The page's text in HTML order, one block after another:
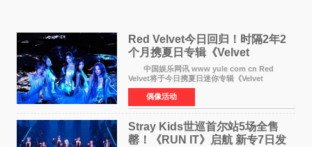
Red Velvet今日回归！时隔2年2
个月携夏日专辑《Velvet
Summer》重启完整体活动
中国娱乐网讯 www yule com cn Red
Velvet将于今日携夏日迷你专辑《Velvet
Summer》时隔2年2个月重启完整体活动。这张
于8月3日发行的专辑，主打柔和成熟氛围的夏日
音乐，收录了成员们想着
偶像活动
Stray Kids世巡首尔站5场全售
罄！《RUN IT》启航 新专7日发